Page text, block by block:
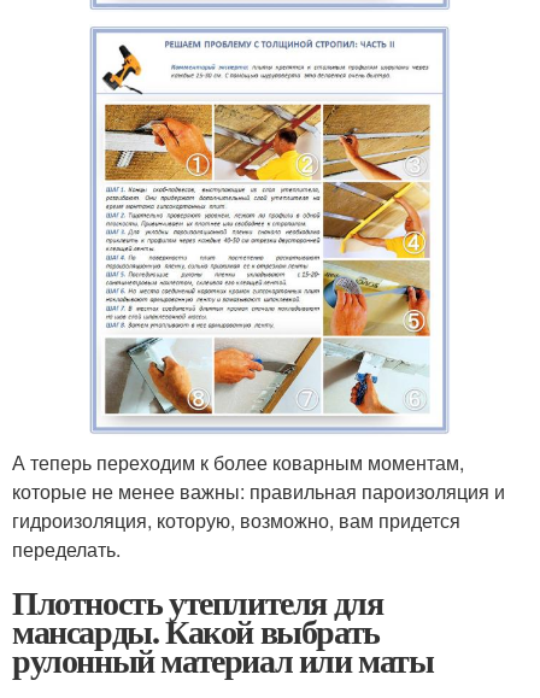
А теперь переходим к более коварным моментам,
которые не менее важны: правильная пароизоляция и
гидроизоляция, которую, возможно, вам придется
переделать.
Плотность утеплителя для
мансарды. Какой выбрать
рулонный материал или маты